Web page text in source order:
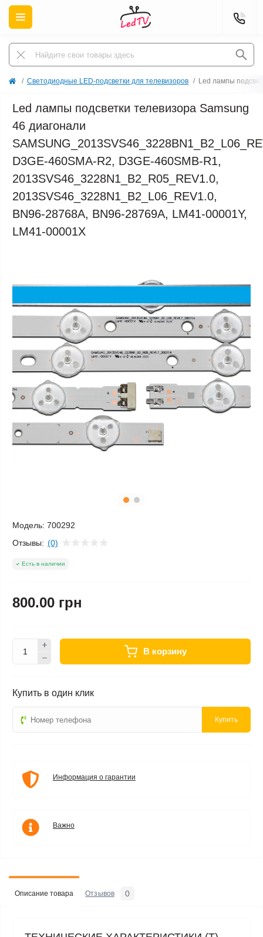
Светодиодные LED-подсветки для телевизоров Led лампы
Led лампы подсветки телевизора Samsung
46 диагонали
D3GE-460SMA-R2, D3GE-460SMB-R1,
2013SVS46_3228N1_B2_R05_REV1.0,
2013SVS46_3228N1_B2_L06_REV1.0,
BN96-28768A, BN96-28769A, LM41-00001Y,
LM41-00001X
Модель: 700292
Отзывы: (0)
Есть в наличии
800.00 грн
В корзину
Купить в один клик
Купить
Информация о гарантии
Важно
Описание товара Отзывов 0